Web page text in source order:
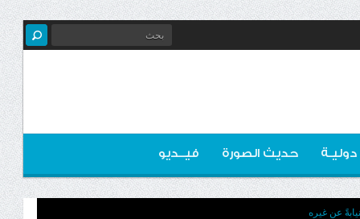
دوليـة حديث الصورة فيــديو
عن غيره